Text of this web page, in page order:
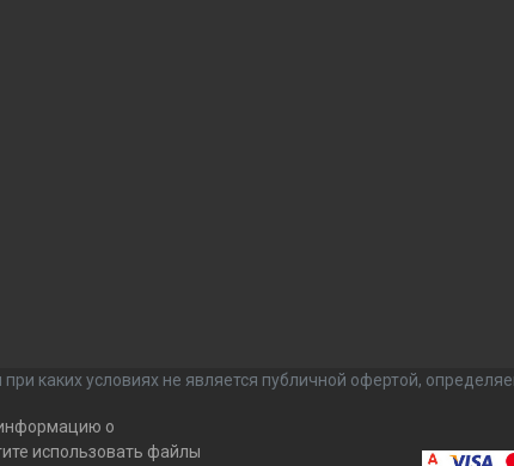
каких условиях не является публичной офертой,
о
использовать файлы